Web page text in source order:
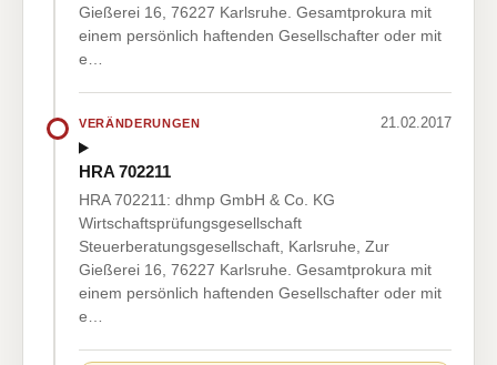
Gießerei 16, 76227 Karlsruhe. Gesamtprokura mit
einem persönlich haftenden Gesellschafter oder mit
e…
VERÄNDERUNGEN 21.02.2017
HRA 702211
HRA 702211: dhmp GmbH & Co. KG
Wirtschaftsprüfungsgesellschaft
Steuerberatungsgesellschaft, Karlsruhe, Zur
Gießerei 16, 76227 Karlsruhe. Gesamtprokura mit
einem persönlich haftenden Gesellschafter oder mit
e…